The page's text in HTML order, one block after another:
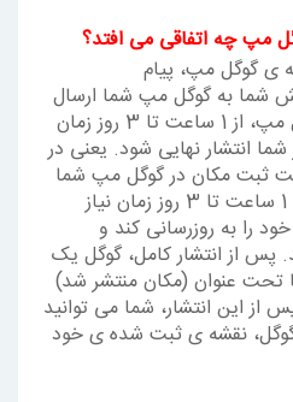
مپ چه اتفاقی می افتد؟
ی گوگل مپ، پیام
شما به گوگل مپ شما ارسال
می شود. بعد از تایید گوگل مپ، از 1 ساعت تا 3 روز زمان
انتشار نهایی شود. یعنی در
ثبت مکان در گوگل مپ شما
را تایید می کند. بعد از آن، 1 ساعت تا 3 روز زمان نیاز
را به روزرسانی کند و
پس از انتشار کامل، گوگل یک
تحت عنوان (مکان منتشر شد)
این انتشار، شما می توانید
نقشه ی ثبت شده ی خود